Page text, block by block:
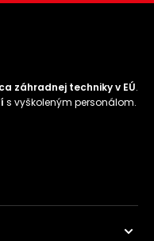
záhradnej techniky v EÚ.
s vyškoleným personálom.